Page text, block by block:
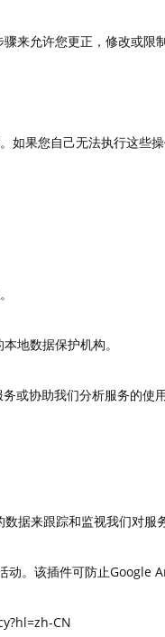
来允许您更正，修改或限
如果您自己无法执行这些
地数据保护机构。
或协助我们分析服务的使用
据来跟踪和监视我们对服
。该插件可防止Google
CN